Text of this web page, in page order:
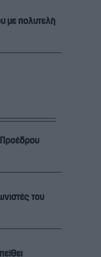
με πολυτελή
εχθροί του Προέδρου
του